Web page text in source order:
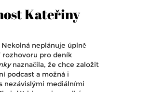
Kateřiny
neplánuje úplně
rozhovoru pro deník
naznačila, že chce založit
podcast a možná i
nezávislými mediálními